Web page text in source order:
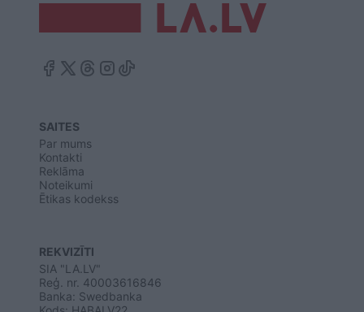
SAITES
Par mums
Kontakti
Reklāma
Noteikumi
Ētikas kodekss
REKVIZĪTI
SIA "LA.LV"
Reģ. nr. 40003616846
Banka: Swedbanka